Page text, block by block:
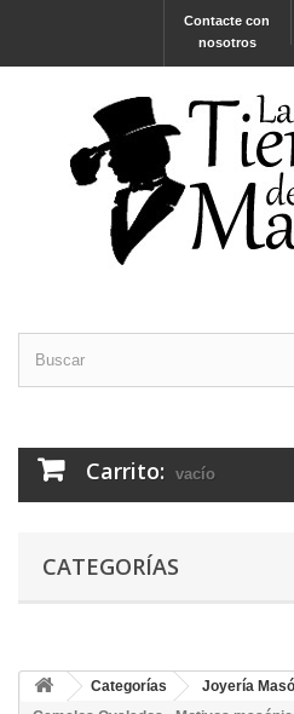
Contacte con
nosotros
Carrito: vacío
CATEGORÍAS
Categorías Joyería